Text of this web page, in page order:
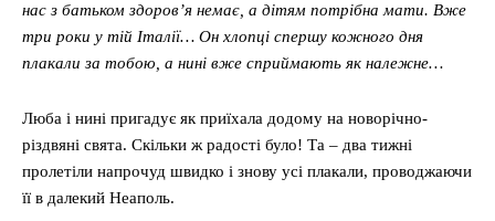
нас з батьком здоров’я немає, а дітям потрібна мати. Вже
три роки у тій Італії… Он хлопці спершу кожного дня
плакали за тобою, а нині вже сприймають як належне…
Люба і нині пригадує як приїхала додому на новорічно-
різдвяні свята. Скільки ж радості було! Та – два тижні
пролетіли напрочуд швидко і знову усі плакали, проводжаючи
її в далекий Неаполь.